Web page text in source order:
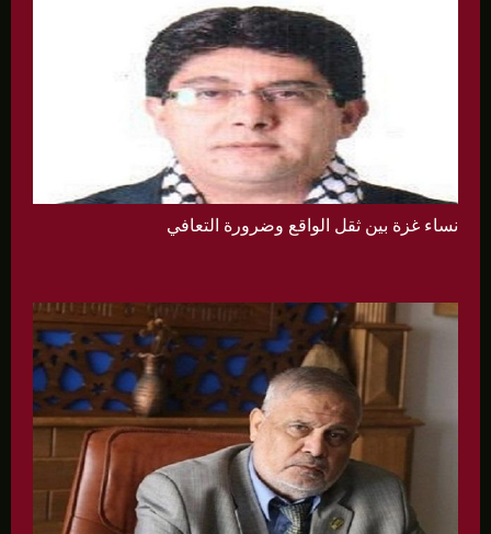
نساء غزة بين ثقل الواقع وضرورة التعافي